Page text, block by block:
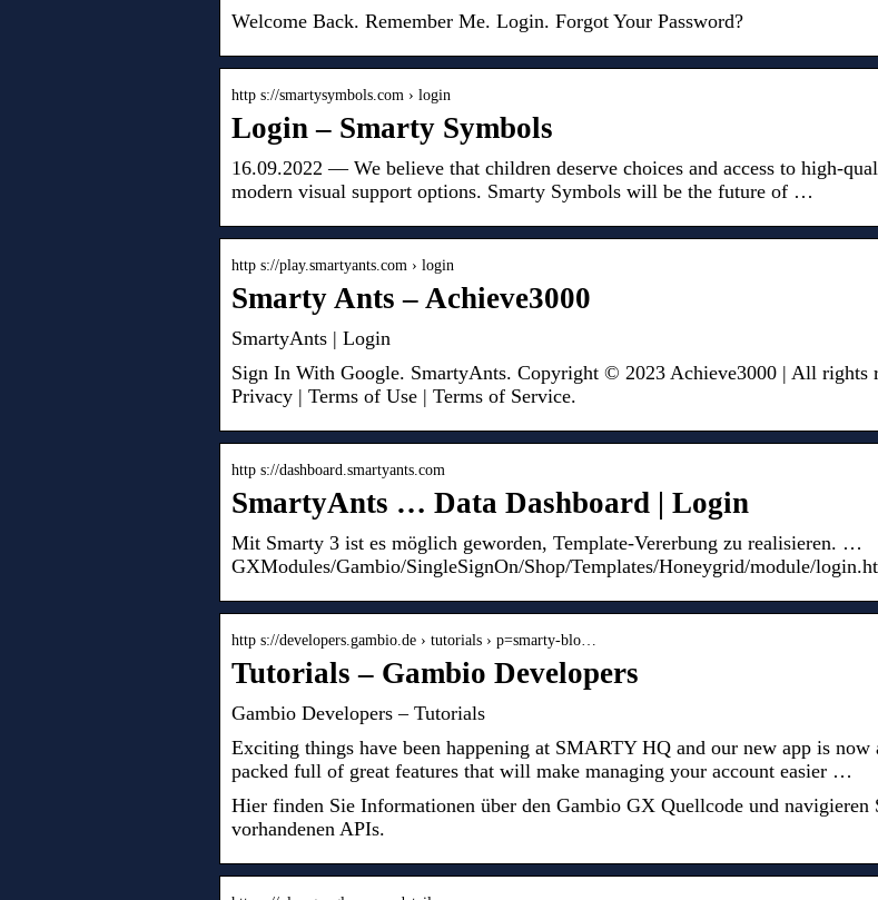
Welcome Back. Remember Me. Login. Forgot Your Password?
http s://smartysymbols.com › login
Login – Smarty Symbols
16.09.2022 — We believe that children deserve choices and access to high-
modern visual support options. Smarty Symbols will be the future of …
http s://play.smartyants.com › login
Smarty Ants – Achieve3000
SmartyAnts | Login
Sign In With Google. SmartyAnts. Copyright © 2023 Achieve3000 | All rights
Privacy | Terms of Use | Terms of Service.
http s://dashboard.smartyants.com
SmartyAnts … Data Dashboard | Login
Mit Smarty 3 ist es möglich geworden, Template-Vererbung zu realisieren. …
GXModules/Gambio/SingleSignOn/Shop/Templates/Honeygrid/module/
http s://developers.gambio.de › tutorials › p=smarty-blo…
Tutorials – Gambio Developers
Gambio Developers – Tutorials
Exciting things have been happening at SMARTY HQ and our new app is now
packed full of great features that will make managing your account easier …
Hier finden Sie Informationen über den Gambio GX Quellcode und navigieren
vorhandenen APIs.